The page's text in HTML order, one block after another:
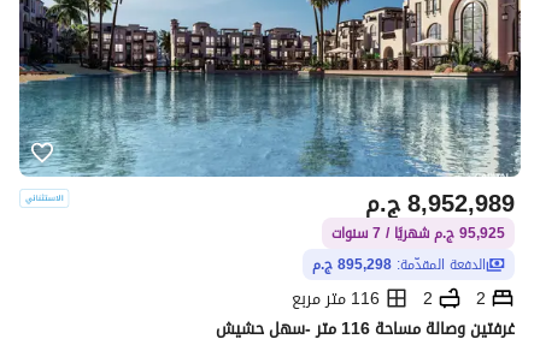
ج.م8,952,989
95,925 ج.م شهريًا / 7 سنوات
الدفعة المقدّمة: 895,298 ج.م
2
2
116 متر مربع
غرفتين وصالة مساحة 116 متر -سهل حشيش